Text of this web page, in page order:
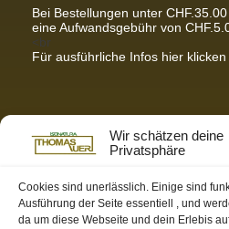
Wir schätzen deine
Privatsphäre
Cookies sind unerlässlich. Einige sind
Ausführung der Seite essentiell , und
da um diese Webseite und dein Erlebis
Bei Bestellungen unter
eine Aufwandsgebühr von
<br
Für ausführliche Infos hier klicken
Partnerseiten / Empfehlungen
K-Wellness – Karin Meier
S&S Informatik GmbH
Ihr Partner für zukunftsorientierte Informatik